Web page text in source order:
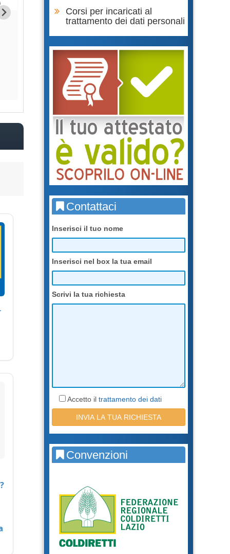
Formazione Lavoratori parte
75,00 €
Acquista
Formazione
Corsi per incaricati al
trattamento dei dati personali
Contattaci
Inserisci il tuo nome
Inserisci nel box la tua email
Scrivi la tua richiesta
Accetto il trattamento dei dati
Convenzioni